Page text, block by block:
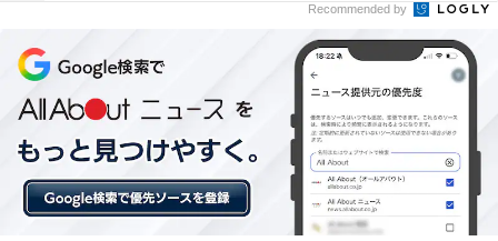
Recommended by